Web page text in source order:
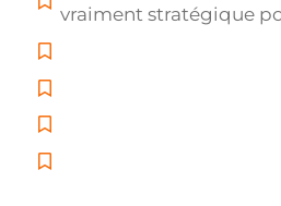
vraiment stratégique